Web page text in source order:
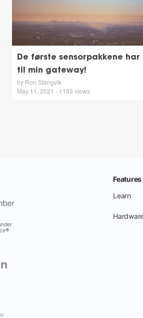
De første sensorpakkene
til min gateway!
by Ron Stangvik
May 11, 2021 - 1193 views